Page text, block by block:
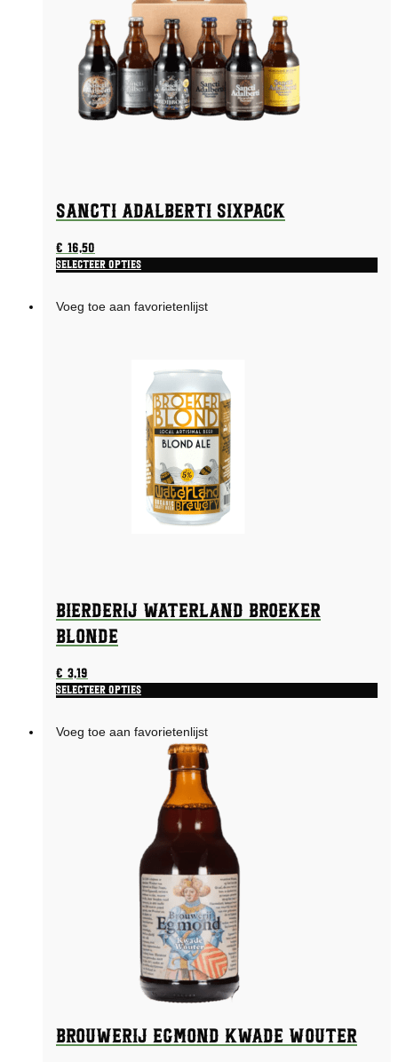
Sancti Adalberti Sixpack
€16,50
Selecteer opties
Voeg toe aan favorietenlijst
Bierderij Waterland Broeker
Blonde
€3,19
Selecteer opties
Voeg toe aan favorietenlijst
Brouwerij Egmond Kwade Wouter